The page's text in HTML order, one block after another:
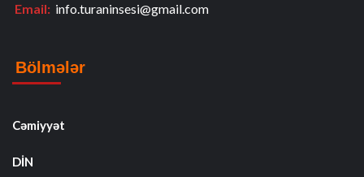
Email: info.turaninsesi@gmail.com
Bölmələr
Cəmiyyət
DİN